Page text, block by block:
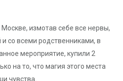
измотав себе все нервы,
со всеми родственниками, в
мероприятие, купили 2
на то, что магия этого места
чувства.